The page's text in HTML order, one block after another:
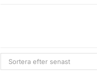
Sortera efter senast